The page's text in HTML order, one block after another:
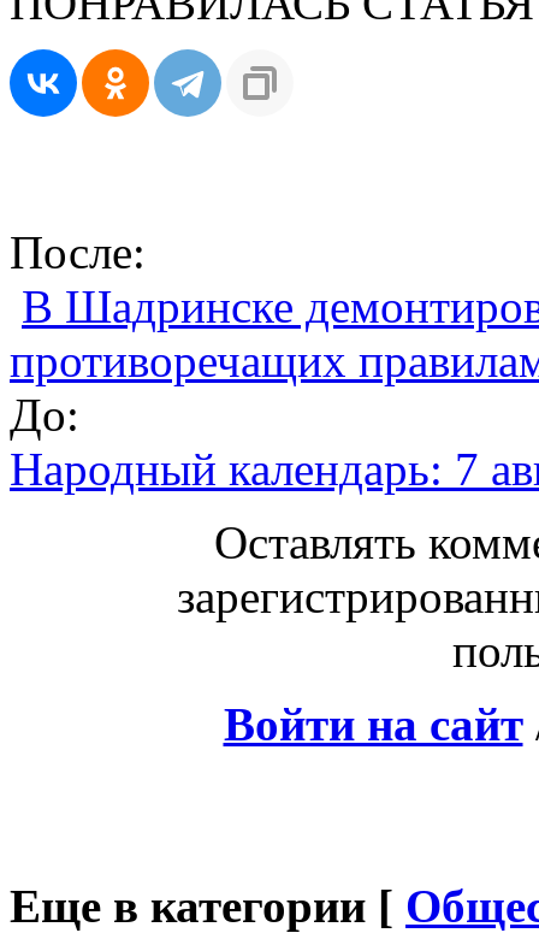
После:
В Шадринске
противоречащих
До:
Народный календарь: 7
Оставлять
Войти на сайт
Еще в категории [